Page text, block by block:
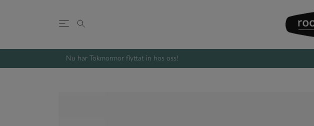
Nu har Tokmormor flyttat in hos oss!